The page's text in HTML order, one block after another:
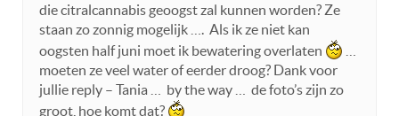
die citralcannabis geoogst zal kunnen worden? Ze
staan zo zonnig mogelijk …. Als ik ze niet kan
oogsten half juni moet ik bewatering overlaten
moeten ze veel water of eerder droog? Dank voor
jullie reply – Tania … by the way … de foto’s zijn zo
groot, hoe komt dat?